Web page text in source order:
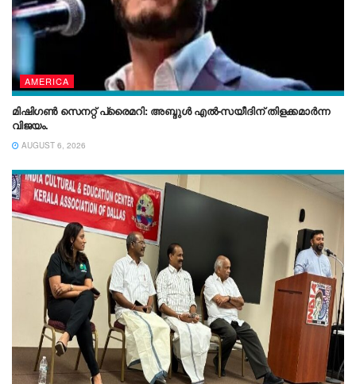
AMERICA
മിഷിഗൺ സെനറ്റ് പ്രൈമറി: അബ്ദുൾ എൽ-സയീദിന് തിളക്കമാർന്ന
വിജയം.
AUGUST 6, 2026